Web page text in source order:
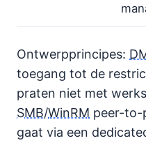
Ontwerpprincipes:
toegang tot de
praten niet met
SMB/WinRM peer-to-
gaat via een